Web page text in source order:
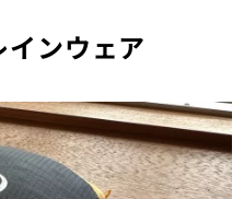
ンウェア